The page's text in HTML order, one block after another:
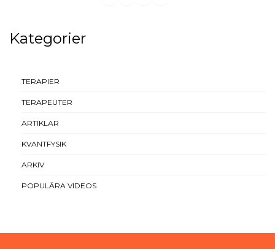
Kategorier
TERAPIER
TERAPEUTER
ARTIKLAR
KVANTFYSIK
ARKIV
POPULÄRA VIDEOS